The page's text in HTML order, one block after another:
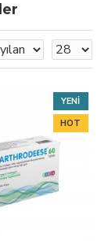
YENI
HOT